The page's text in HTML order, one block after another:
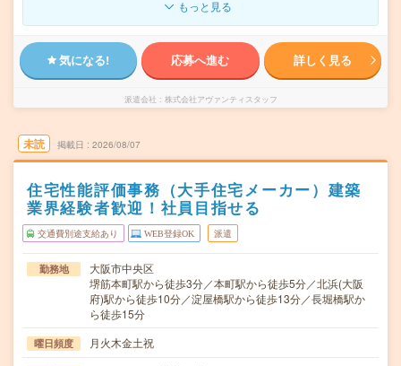
もっと見る
気になる! 応募へ進む 詳しく見る
派遣会社 株式会社アヴァンティスタッフ
未読 掲載日 2026/08/07
住宅性能評価事務（大手住宅メーカー）建築
業界経験者歓迎！社員目指せる
交通費別途支給あり WEB登録OK 派遣
勤務地
大阪市中央区
堺筋本町駅から徒歩3分／本町駅から徒歩5分／北浜(大阪
府)駅から徒歩10分／淀屋橋駅から徒歩13分／長堀橋駅か
ら徒歩15分
曜日頻度 月火木金土祝